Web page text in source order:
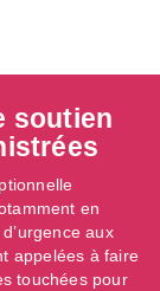
soutien
en
aux
appelées à faire
touchées pour